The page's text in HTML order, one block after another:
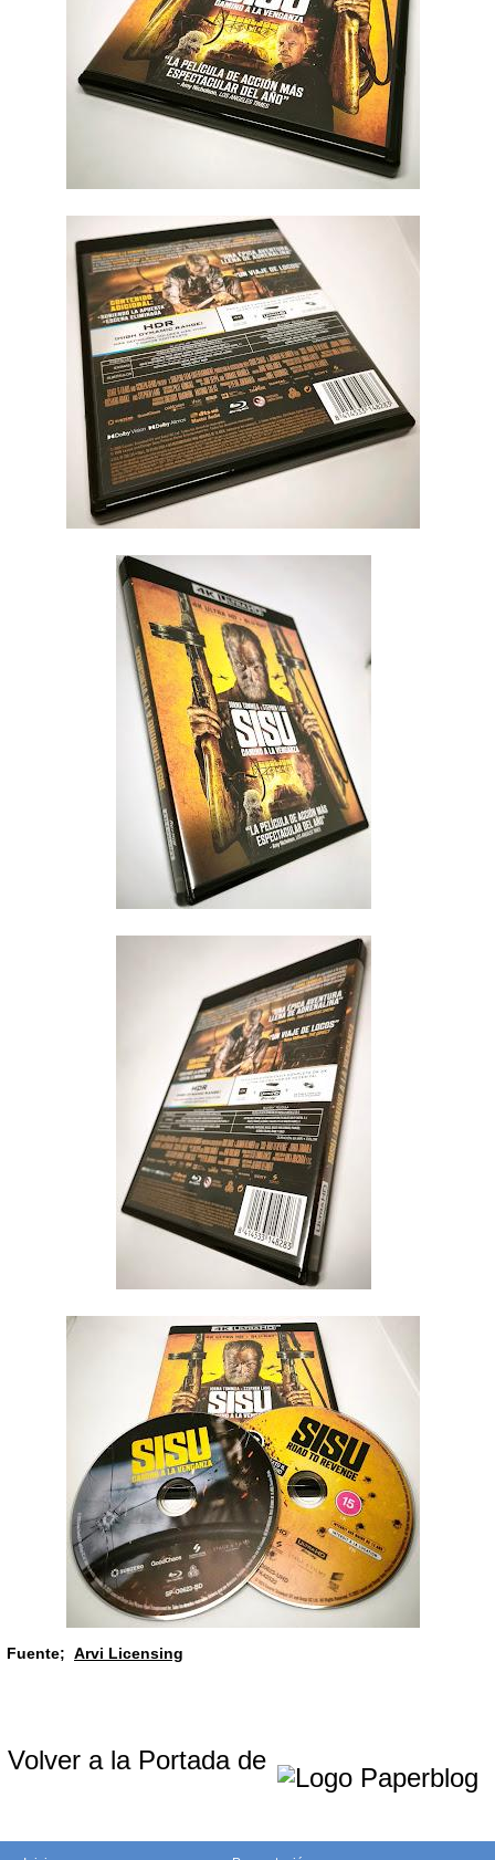
Fuente; Arvi Licensing
Volver a la Portada de